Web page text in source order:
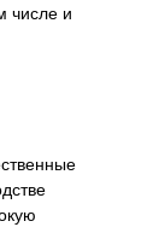
числе и